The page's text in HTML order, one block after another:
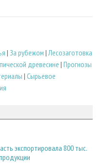
| За рубежом | Лесозаготовка
древесине | Прогнозы
| Сырьевое
экспортировала 800 тыс.